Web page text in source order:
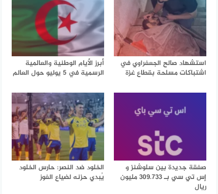
استشهاد صالح الجعفراوي في
اشتباكات مسلحة بقطاع غزة
أبرز الأيام الوطنية والعالمية
الرسمية في 5 يوليو حول العالم
صفقة جديدة بين سلوشنز و
إس تي سي بـ 309.733 مليون
ريال
الخلود ضد النصر: حارس الخلود
يُبدي حزنه لضياع الفوز